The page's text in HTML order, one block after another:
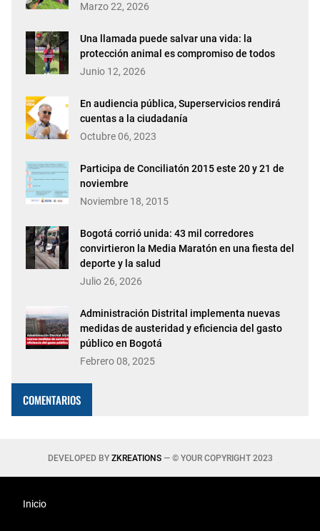
Marzo 22, 2026
Una llamada puede salvar una vida: la
protección animal es compromiso de todos
Junio 12, 2026
En audiencia pública, Superservicios rendirá
cuentas a la ciudadanía
Octubre 06, 2023
Participa de Conciliatón 2015 este 20 y 21 de
noviembre
Noviembre 18, 2015
Bogotá corrió unida: 43 mil corredores
convirtieron la Media Maratón en una fiesta del
deporte y la salud
Julio 26, 2026
Administración Distrital implementa nuevas
medidas de austeridad y eficiencia del gasto
público en Bogotá
Febrero 08, 2025
COMENTARIOS
DEVELOPED BY ZKREATIONS— © YOUR COPYRIGHT 2023
Inicio